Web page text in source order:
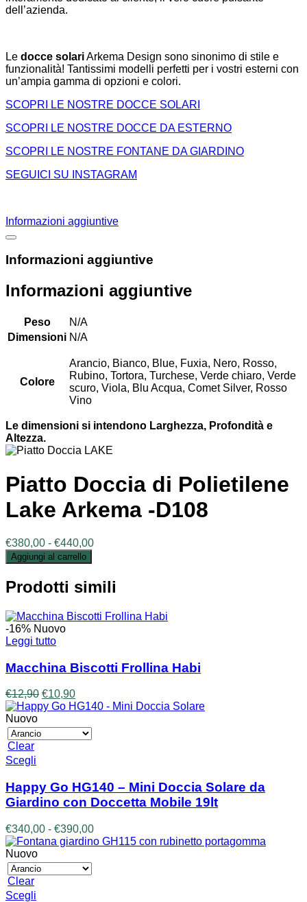
dell’azienda.
Le docce solariArkema Design sono sinonimo di stile e
funzionalità! Tantissimi modelli perfetti per i vostri esterni con
un’ampia gamma di opzioni e colori.
SCOPRI LE NOSTRE DOCCE SOLARI
SCOPRI LE NOSTRE DOCCE DA ESTERNO
SCOPRI LE NOSTRE FONTANE DA GIARDINO
SEGUICI SU INSTAGRAM
Informazioni aggiuntive
Informazioni aggiuntive
Informazioni aggiuntive
Peso
N/A
Dimensioni N/A
Colore
Arancio, Bianco, Blue, Fuxia, Nero, Rosso,
Rubino, Tortora, Turchese, Verde chiaro, Verde
scuro, Viola, Blu Acqua, Comet Silver, Rosso
Vino
Le dimensioni si intendono Larghezza, Profondità e
Altezza.
Piatto Doccia di Polietilene
Lake Arkema -D108
€380,00 - €440,00Fascia
da
€380,00
€440,00
Aggiungi al carrello
Prodotti simili
-16% Nuovo
Leggi tutto
Macchina Biscotti Frollina Habi
€12,90 Il
prezzo
era:
€12,90.
€10,90Il
prezzo
è:
€10,90.
Nuovo
Clear
Scegli
ha
più
varianti.
Le
opzioni
possono
essere
scelte
Happy Go HG140 – Mini Doccia Solare da
Giardino con Doccetta Mobile 19lt
€340,00 - €390,00Fascia
di
Nuovo
Clear
Scegli